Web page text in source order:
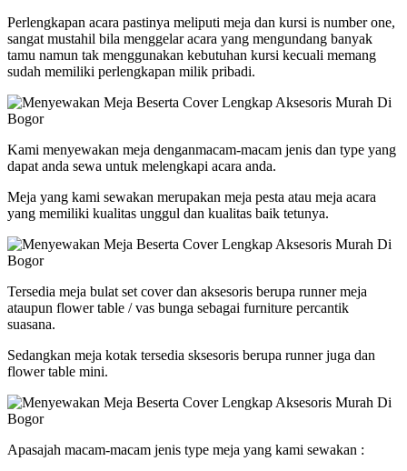
Perlengkapan acara pastinya meliputi meja dan kursi is number one,
sangat mustahil bila menggelar acara yang mengundang banyak
tamu namun tak menggunakan kebutuhan kursi kecuali memang
sudah memiliki perlengkapan milik pribadi.
Kami menyewakan meja denganmacam-macam jenis dan type yang
dapat anda sewa untuk melengkapi acara anda.
Meja yang kami sewakan merupakan meja pesta atau meja acara
yang memiliki kualitas unggul dan kualitas baik tetunya.
Tersedia meja bulat set cover dan aksesoris berupa runner meja
ataupun flower table / vas bunga sebagai furniture percantik
suasana.
Sedangkan meja kotak tersedia sksesoris berupa runner juga dan
flower table mini.
Apasajah macam-macam jenis type meja yang kami sewakan :